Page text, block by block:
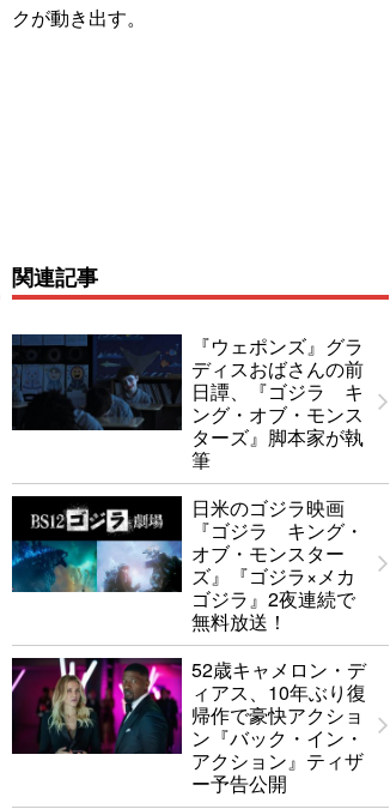
クが動き出す。
関連記事
『ウェポンズ』グラ
ディスおばさんの前
日譚、『ゴジラ キ
ング・オブ・モンス
ターズ』脚本家が執
筆
日米のゴジラ映画
『ゴジラ キング・
オブ・モンスター
ズ』『ゴジラ×メカ
ゴジラ』2夜連続で
無料放送！
52歳キャメロン・デ
ィアス、10年ぶり復
帰作で豪快アクショ
ン『バック・イン・
アクション』ティザ
ー予告公開